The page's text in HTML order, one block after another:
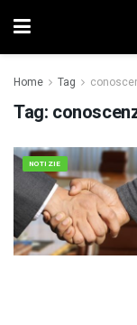
Home Tag
Tag:
NOTIZIE